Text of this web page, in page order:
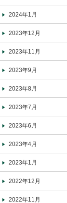
2024年1月
2023年12月
2023年11月
2023年9月
2023年8月
2023年7月
2023年6月
2023年4月
2023年1月
2022年12月
2022年11月